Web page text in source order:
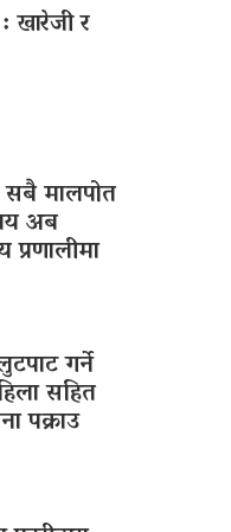
खारेजी र
मालपोत
अब
प्रणालीमा
गर्ने
सहित
पक्राउ